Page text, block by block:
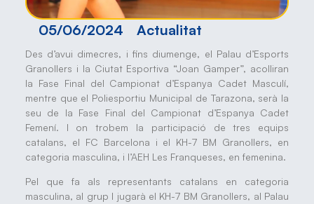
05/06/2024 Actualitat
Des d’avui dimecres, i fins diumenge, el Palau d’Esports
Granollers i la Ciutat Esportiva “Joan Gamper”, acolliran
la Fase Final del Campionat d’Espanya Cadet Masculí,
mentre que el Poliesportiu Municipal de Tarazona, serà la
seu de la Fase Final del Campionat d’Espanya Cadet
Femení. I on trobem la participació de tres equips
catalans, el FC Barcelona i el KH-7 BM Granollers, en
categoria masculina, i l’AEH Les Franqueses, en femenina.
Pel que fa als representants catalans en categoria
masculina, al grup I jugarà el KH-7 BM Granollers, al Palau